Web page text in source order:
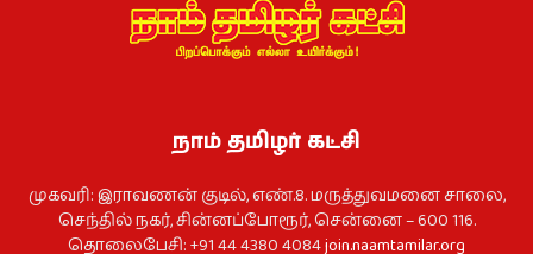
நாம் தமிழர் கட்சி
முகவரி: இராவணன் குடில், எண்.8. மருத்துவமனை சாலை,
செந்தில் நகர், சின்னப்போரூர், சென்னை – 600 116.
தொலைபேசி: +91 44 4380 4084join.naamtamilar.org